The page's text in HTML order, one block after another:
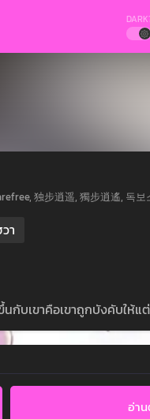
独步逍遥, 獨步逍遙, 독보
า
กับเขาคือเขาถูกบังคับให้แ
อ่า